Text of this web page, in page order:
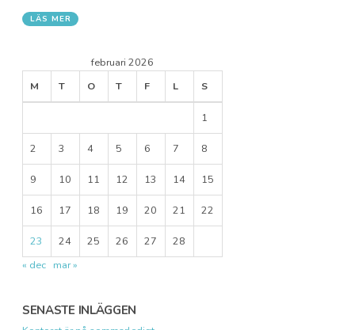
LÄS MER
februari 2026
M
T O T F L S
1
2 3 4 5 6 7 8
9 10 11 12 13 14 15
16 17 18 19 20 21 22
23 24 25 26 27
28
« dec mar »
SENASTE INLÄGGEN